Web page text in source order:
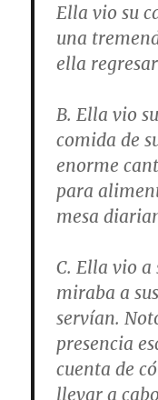
Ella vio su
una
ella
B. Ella vio
comida de
enorme
para
mesa
C. Ella vio a
miraba a
servían.
presencia
cuenta de
llevar a